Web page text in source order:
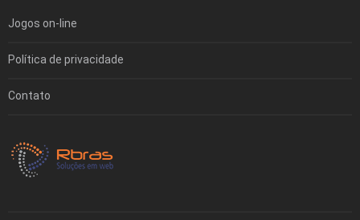
Jogos on-line
Política de privacidade
Contato